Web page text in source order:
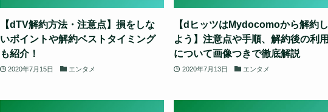
【dTV解約方法・注意点】損をしな
いポイントや解約ベストタイミング
も紹介！
2020年7月15日 エンタメ
【dヒッツはMydocomoから解約し
よう】注意点や手順、解約後の利用
について画像つきで徹底解説
2020年7月13日 エンタメ